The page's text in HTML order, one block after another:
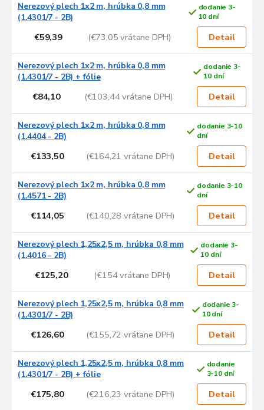
Nerezový plech 1x2 m, hrúbka 0,8 mm
(1.4301/7 - 2B)
dodanie 3-
10 dní
€59,39 (€73,05 vrátane DPH) Detail
Nerezový plech 1x2 m, hrúbka 0,8 mm
(1.4301/7 - 2B) + fólie
dodanie 3-
10 dní
€84,10 (€103,44 vrátane DPH) Detail
Nerezový plech 1x2 m, hrúbka 0,8 mm
(1.4404 - 2B)
dodanie 3-10
dní
€133,50 (€164,21 vrátane DPH) Detail
Nerezový plech 1x2 m, hrúbka 0,8 mm
(1.4571 - 2B)
dodanie 3-10
dní
€114,05 (€140,28 vrátane DPH) Detail
Nerezový plech 1,25x2,5 m, hrúbka 0,8 mm
(1.4016 - 2B)
dodanie 3-
10 dní
€125,20 (€154 vrátane DPH) Detail
Nerezový plech 1,25x2,5 m, hrúbka 0,8 mm
(1.4301/7 - 2B)
dodanie 3-
10 dní
€126,60 (€155,72 vrátane DPH) Detail
Nerezový plech 1,25x2,5 m, hrúbka 0,8 mm
(1.4301/7 - 2B) + fólie
dodanie
3-10 dní
€175,80 (€216,23 vrátane DPH) Detail